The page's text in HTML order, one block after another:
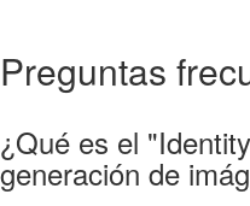
Preguntas
¿Qué es el
generación de